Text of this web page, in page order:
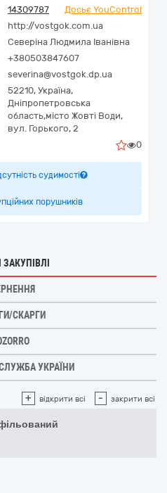
14309787
Досьє YouControl
http://vostgok.com.ua
Северіна Людмила Іванівна
+380503847607
severina@vostgok.dp.ua
52210, Україна,
Дніпропетровська
область,місто Жовті Води,
вул. Горького, 2
0
судимості
порушників
СКАРГИ
УКРАЇНИ
+ відкрити всі - закрити всі